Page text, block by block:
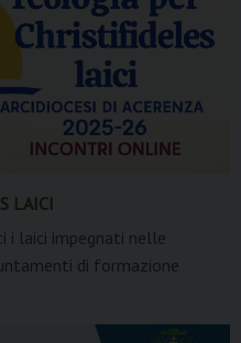
LAICI
i laici impegnati nelle
di formazione